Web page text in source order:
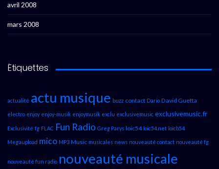
avril 2008
mars 2008
Étiquettes
actualité actu musique buzz contact Dario David Guetta
electro enjoy enjoy-musik enjoymusik exclu exclusivemusic exclusivemusic.fr
Exclusivité fg FLAC Fun Radio Greg Parys loic54 loic54.net loicb54
Megaupload mico MP3 Music musicales news nouveauté contact nouveauté fg
nouveauté fun radio nouveauté musicale